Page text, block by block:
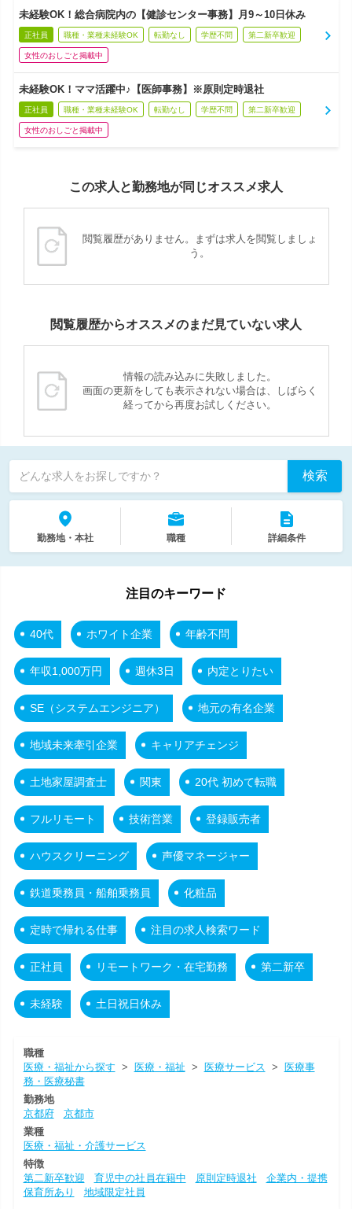
未経験OK！総合病院内の【健診センター事務】月9～10日休み
正社員 職種・業種未経験OK 転勤なし 学歴不問 第二新卒歓迎
女性のおしごと掲載中
未経験OK！ママ活躍中♪【医師事務】※原則定時退社
正社員 職種・業種未経験OK 転勤なし 学歴不問 第二新卒歓迎
女性のおしごと掲載中
この求人と勤務地が同じオススメ求人
閲覧履歴がありません。まずは求人を閲覧しましょ
う。
閲覧履歴からオススメのまだ見ていない求人
情報の読み込みに失敗しました。
画面の更新をしても表示されない場合は、しばらく
経ってから再度お試しください。
どんな求人をお探しですか？ 検索
勤務地・本社 職種 詳細条件
注目のキーワード
40代 ホワイト企業 年齢不問
年収1,000万円 週休3日 内定とりたい
SE（システムエンジニア） 地元の有名企業
地域未来牽引企業 キャリアチェンジ
土地家屋調査士 関東 20代 初めて転職
フルリモート 技術営業 登録販売者
ハウスクリーニング 声優マネージャー
鉄道乗務員・船舶乗務員 化粧品
定時で帰れる仕事 注目の求人検索ワード
正社員 リモートワーク・在宅勤務 第二新卒
未経験 土日祝日休み
職種
医療・福祉から探す > 医療・福祉 > 医療サービス > 医療事
務・医療秘書
勤務地
京都府
京都市
業種
医療・福祉・介護サービス
特徴
第二新卒歓迎
育児中の社員在籍中 原則定時退社
企業内・提携
保育所あり
地域限定社員